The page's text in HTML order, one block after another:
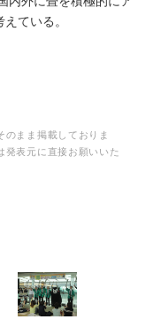
ている。
まま掲載しておりま
発表元に直接お願いいた